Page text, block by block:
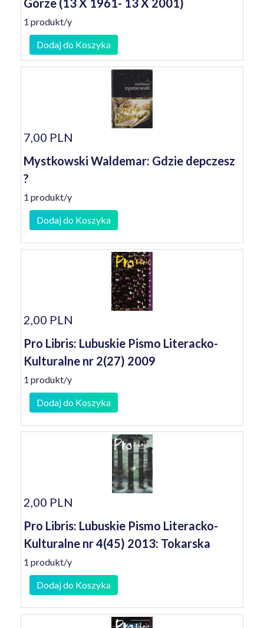
Górze (13 X 1961- 13 X 2001)
1 produkt/y
Dodaj do Koszyka
7,00 PLN
Mystkowski Waldemar: Gdzie depczesz
?
1 produkt/y
Dodaj do Koszyka
2,00 PLN
Pro Libris: Lubuskie Pismo Literacko-
Kulturalne nr 2(27) 2009
1 produkt/y
Dodaj do Koszyka
2,00 PLN
Pro Libris: Lubuskie Pismo Literacko-
Kulturalne nr 4(45) 2013: Tokarska
1 produkt/y
Dodaj do Koszyka